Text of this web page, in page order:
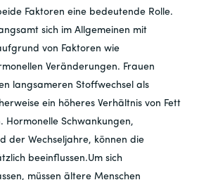
Faktoren eine bedeutende Rolle.
sich im Allgemeinen mit
von Faktoren wie
Veränderungen. Frauen
langsameren Stoffwechsel als
ein höheres Verhältnis von Fett
Hormonelle Schwankungen,
der Wechseljahre, können die
beeinflussen.Um sich
müssen ältere Menschen